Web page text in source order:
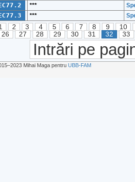
***
***
2 3 4 5 6 7 8 9
10
26 27 28 29 30 31 32 33
Intrări pe
Mihai Maga pentru UBB-FAM